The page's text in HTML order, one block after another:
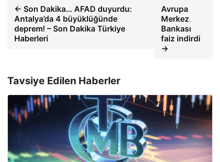
← Son Dakika… AFAD duyurdu:
Antalya’da 4 büyüklüğünde
deprem! – Son Dakika Türkiye
Haberleri
Avrupa
Merkez
Bankası
faiz indirdi
→
Tavsiye Edilen Haberler